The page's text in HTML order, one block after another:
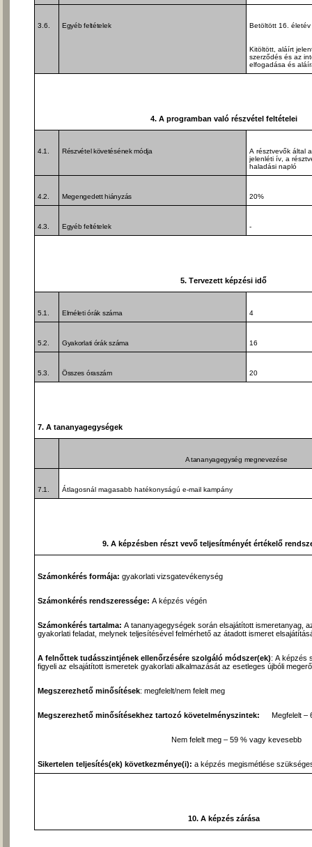
3.6. Egyéb feltételek Betöltött 16. életév
Kitöltött, aláírt
szerződés és az
elfogadása és
4. A programban való részvétel feltételei
4.1. Részvétel követésének módja
A résztvevők által
jelenléti ív, a
haladási napló
4.2. Megengedett hiányzás 20%
4.3. Egyéb feltételek -
5. Tervezett képzési idő
5.1. Elméleti órák száma 4
5.2. Gyakorlati órák száma 16
5.3. Összes óraszám 20
7. A tananyagegységek
A tananyagegység megnevezése
7.1. Átlagosnál magasabb hatékonyságú e-mail kampány
9. A képzésben részt vevő teljesítményét értékelő
Számonkérés formája: gyakorlati vizsgatevékenység
Számonkérés rendszeressége: A képzés végén
Számonkérés tartalma: A tananyagegységek során elsajátított ismeretanyag,
gyakorlati feladat, melynek teljesítésével felmérhető az átadott ismeret
A felnőttek tudásszintjének ellenőrzésére szolgáló módszer(ek): A képzés
figyeli az elsajátított ismeretek gyakorlati alkalmazását az esetleges újbóli
Megszerezhető minősítések: megfelelt/nem felelt meg
Megszerezhető minősítésekhez tartozó követelményszintek: Megfelelt –
Nem felelt meg – 59 % vagy kevesebb
Sikertelen teljesítés(ek) következménye(i): a képzés megismétlése
10. A képzés zárása